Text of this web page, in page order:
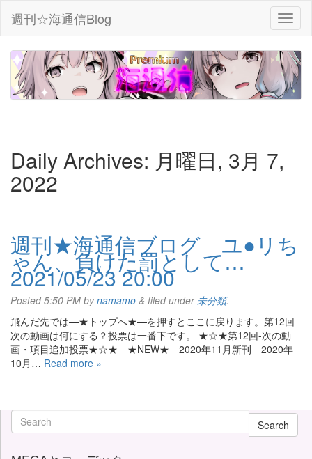
週刊☆海通信Blog
Daily Archives: 月曜日, 3月 7,
2022
週刊★海通信ブログ ユ●リち
ゃん、負けた罰として…
2021/05/23 20:00
Posted5:50 PM bynamamo & filed under未分類.
飛んだ先では—★トップへ★—を押すとここに戻ります。第12回
次の動画は何にする？投票は一番下です。 ★☆★第12回-次の動
画・項目追加投票★☆★ ★NEW★ 2020年11月新刊 2020年
10月… Read more »
Search